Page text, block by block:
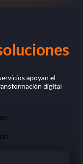
apoyan el
digital